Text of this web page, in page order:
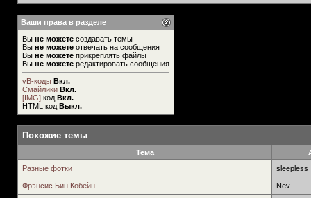
Ваши права в разделе
Вы не можете создавать темы
Вы не можете отвечать на сообщения
Вы не можете прикреплять файлы
Вы не можете редактировать сообщения
vB-коды Вкл.
Смайлики Вкл.
[IMG] код Вкл.
HTML код Выкл.
Похожие темы
Тема
Разные фотки
sleepless
Фрэнсис Бин Кобейн Nev